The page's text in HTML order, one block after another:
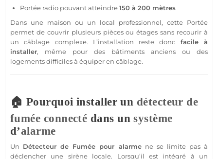
Portée radio pouvant atteindre150 à 200 mètres
Dans une maison ou un local professionnel, cette Portée
permet de couvrir plusieurs pièces ou étages sans recourir à
un câblage complexe. L’installation reste donc facile à
installer, même pour des bâtiments anciens ou des
logements difficiles à équiper en câblage.
🏠 Pourquoi installer un détecteur de
fumée connecté dans unsystème
d’alarme
Un Détecteur de Fumée pour alarmene se limite pas à
déclencher une sirènelocale. Lorsqu’il est intégré à un